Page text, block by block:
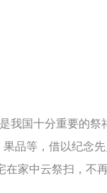
我国十分重要的
品等，借以纪念
家中云祭扫，不